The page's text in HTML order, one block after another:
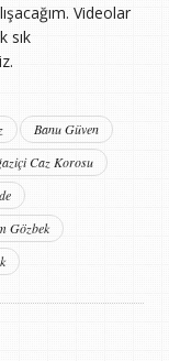
Videolar
sık
Banu Güven
Caz Korosu
Gözbek